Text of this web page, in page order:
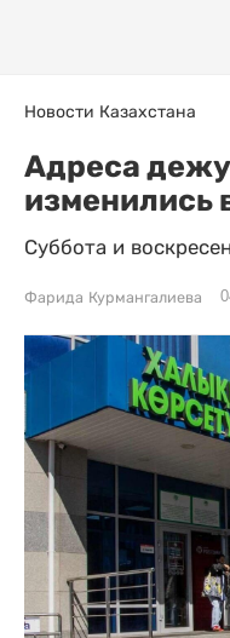
Новости Казахстана
Адреса
изменились
Суббота и
Фарида Курмангалиева